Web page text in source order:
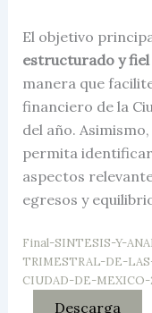
El objetivo
estructurado y fiel
manera que
financiero de la
del año.
permita
aspectos
egresos y
Final-SINTESIS-Y-
TRIMESTRAL-DE-
CIUDAD-DE-
Descarga